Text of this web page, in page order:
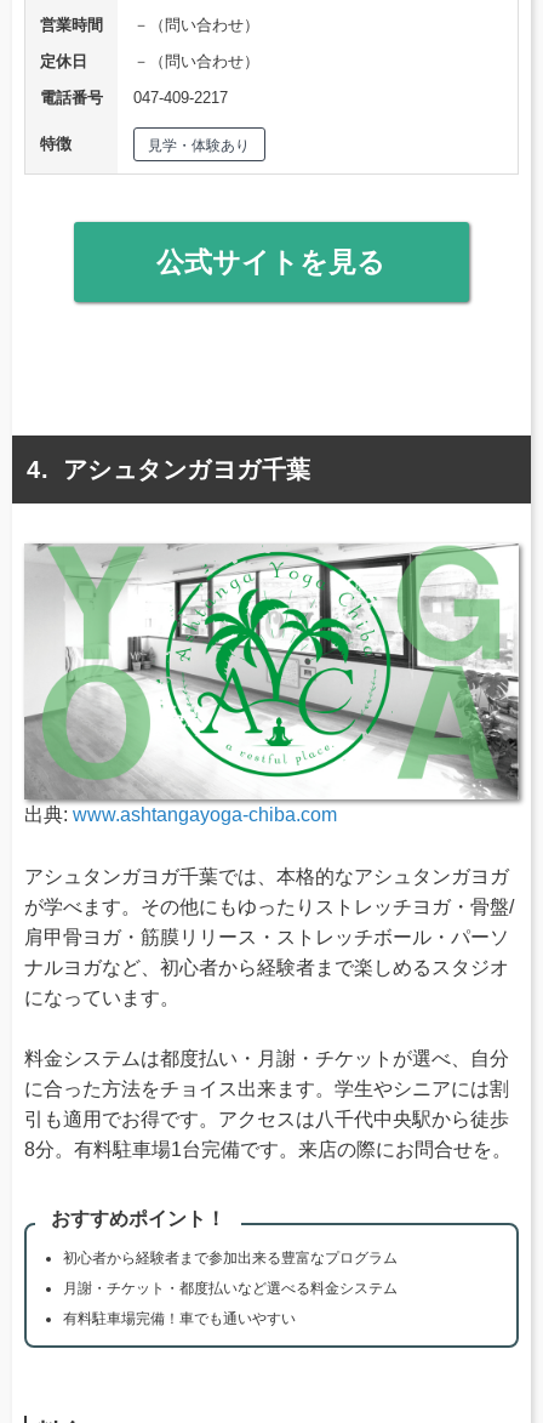
営業時間
－（問い合わせ）
定休日
－（問い合わせ）
電話番号
047-409-2217
特徴 見学・体験あり
公式サイトを見る
アシュタンガヨガ千葉
出典: www.ashtangayoga-chiba.com
アシュタンガヨガ千葉では、本格的なアシュタンガヨガ
が学べます。その他にもゆったりストレッチヨガ・骨盤/
肩甲骨ヨガ・筋膜リリース・ストレッチボール・パーソ
ナルヨガなど、初心者から経験者まで楽しめるスタジオ
になっています。
料金システムは都度払い・月謝・チケットが選べ、自分
に合った方法をチョイス出来ます。学生やシニアには割
引も適用でお得です。アクセスは八千代中央駅から徒歩
8分。有料駐車場1台完備です。来店の際にお問合せを。
おすすめポイント！
初心者から経験者まで参加出来る豊富なプログラム
月謝・チケット・都度払いなど選べる料金システム
有料駐車場完備！車でも通いやすい